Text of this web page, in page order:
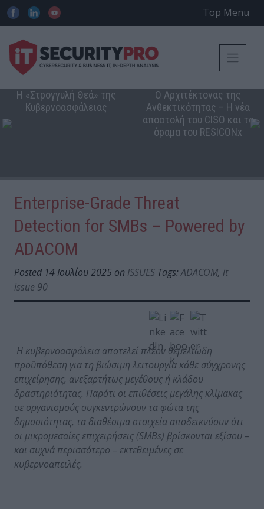
Top Menu
Η «Στρογγυλή Θεά» της
Κυβερνοασφάλειας
Ο Αρχιτέκτονας της
Ανθεκτικότητας – Η νέα
αποστολή του CISO και το
όραμα του RESICONx
Enterprise-Grade Threat
Detection for SMBs – Powered by
ADACOM
Posted 14 Ιουλίου 2025 on ISSUES Tags:ADACOM, it
issue 90
Η κυβερνοασφάλεια αποτελεί πλέον θεμελιώδη
προϋπόθεση για τη βιώσιμη λειτουργία κάθε σύγχρονης
επιχείρησης, ανεξαρτήτως μεγέθους ή κλάδου
δραστηριότητας. Παρότι οι επιθέσεις μεγάλης κλίμακας
σε οργανισμούς συγκεντρώνουν τα φώτα της
δημοσιότητας, τα διαθέσιμα στοιχεία αποδεικνύουν ότι
οι μικρομεσαίες επιχειρήσεις (SMBs) βρίσκονται εξίσου –
και συχνά περισσότερο – εκτεθειμένες σε
κυβερνοαπειλές.